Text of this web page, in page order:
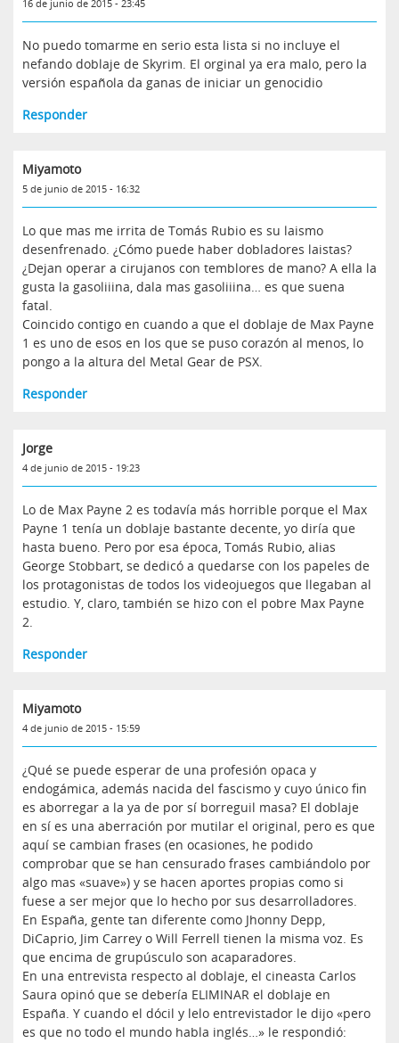
16 de junio de 2015 - 23:45
No puedo tomarme en serio esta lista si no incluye el
nefando doblaje de Skyrim. El orginal ya era malo, pero la
versión española da ganas de iniciar un genocidio
Responder
Miyamoto
5 de junio de 2015 - 16:32
Lo que mas me irrita de Tomás Rubio es su laismo
desenfrenado. ¿Cómo puede haber dobladores laistas?
¿Dejan operar a cirujanos con temblores de mano? A ella la
gusta la gasoliiina, dala mas gasoliiina… es que suena
fatal.
Coincido contigo en cuando a que el doblaje de Max Payne
1 es uno de esos en los que se puso corazón al menos, lo
pongo a la altura del Metal Gear de PSX.
Responder
Jorge
4 de junio de 2015 - 19:23
Lo de Max Payne 2 es todavía más horrible porque el Max
Payne 1 tenía un doblaje bastante decente, yo diría que
hasta bueno. Pero por esa época, Tomás Rubio, alias
George Stobbart, se dedicó a quedarse con los papeles de
los protagonistas de todos los videojuegos que llegaban al
estudio. Y, claro, también se hizo con el pobre Max Payne
2.
Responder
Miyamoto
4 de junio de 2015 - 15:59
¿Qué se puede esperar de una profesión opaca y
endogámica, además nacida del fascismo y cuyo único fin
es aborregar a la ya de por sí borreguil masa? El doblaje
en sí es una aberración por mutilar el original, pero es que
aquí se cambian frases (en ocasiones, he podido
comprobar que se han censurado frases cambiándolo por
algo mas «suave») y se hacen aportes propias como si
fuese a ser mejor que lo hecho por sus desarrolladores.
En España, gente tan diferente como Jhonny Depp,
DiCaprio, Jim Carrey o Will Ferrell tienen la misma voz. Es
que encima de grupúsculo son acaparadores.
En una entrevista respecto al doblaje, el cineasta Carlos
Saura opinó que se debería ELIMINAR el doblaje en
España. Y cuando el dócil y lelo entrevistador le dijo «pero
es que no todo el mundo habla inglés…» le respondió: